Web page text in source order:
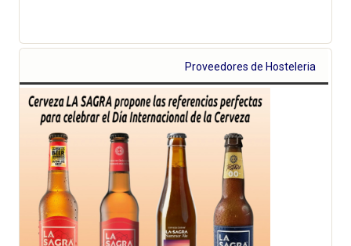
Proveedores de Hosteleria